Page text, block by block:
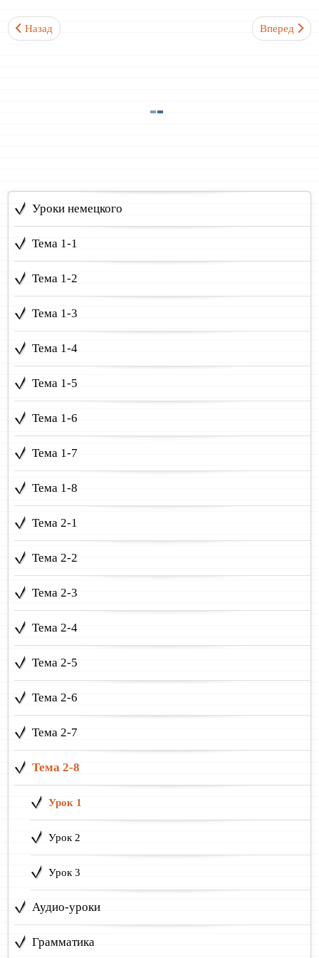
Предыдущий: Тема №2-8
Назад Следующий:
Вперед
Уроки немецкого
Тема 1-1
Тема 1-2
Тема 1-3
Тема 1-4
Тема 1-5
Тема 1-6
Тема 1-7
Тема 1-8
Тема 2-1
Тема 2-2
Тема 2-3
Тема 2-4
Тема 2-5
Тема 2-6
Тема 2-7
Тема 2-8
Урок 1
Урок 2
Урок 3
Аудио-уроки
Грамматика